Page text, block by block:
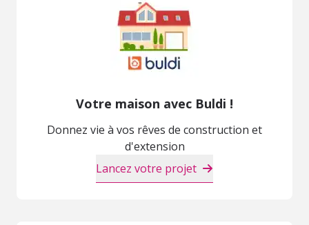
Votre maison avec Buldi !
Donnez vie à vos rêves de construction et
d'extension
Lancez votre projet